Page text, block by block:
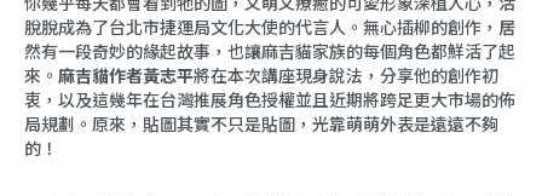
脫脫成為了台北市捷運局文化大使的代言人。無心插柳的創作，居
然有一段奇妙的緣起故事，也讓麻吉貓家族的每個角色都鮮活了起
來。 麻吉貓作者黃志平將在本次講座現身說法，分享他的創作初
衷，以及這幾年在台灣推展角色授權並且近期將跨足更大市場的佈
局規劃。原來，貼圖其實不只是貼圖，光靠萌萌外表是遠遠不夠
的！